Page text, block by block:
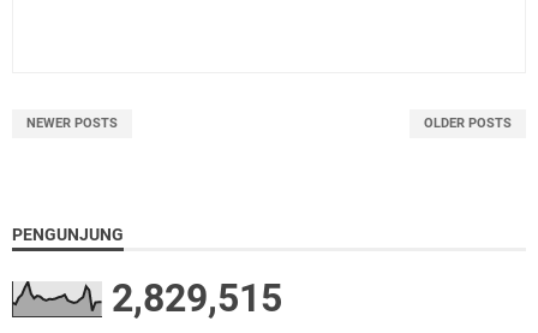
NEWER POSTS OLDER POSTS
PENGUNJUNG
2,829,515